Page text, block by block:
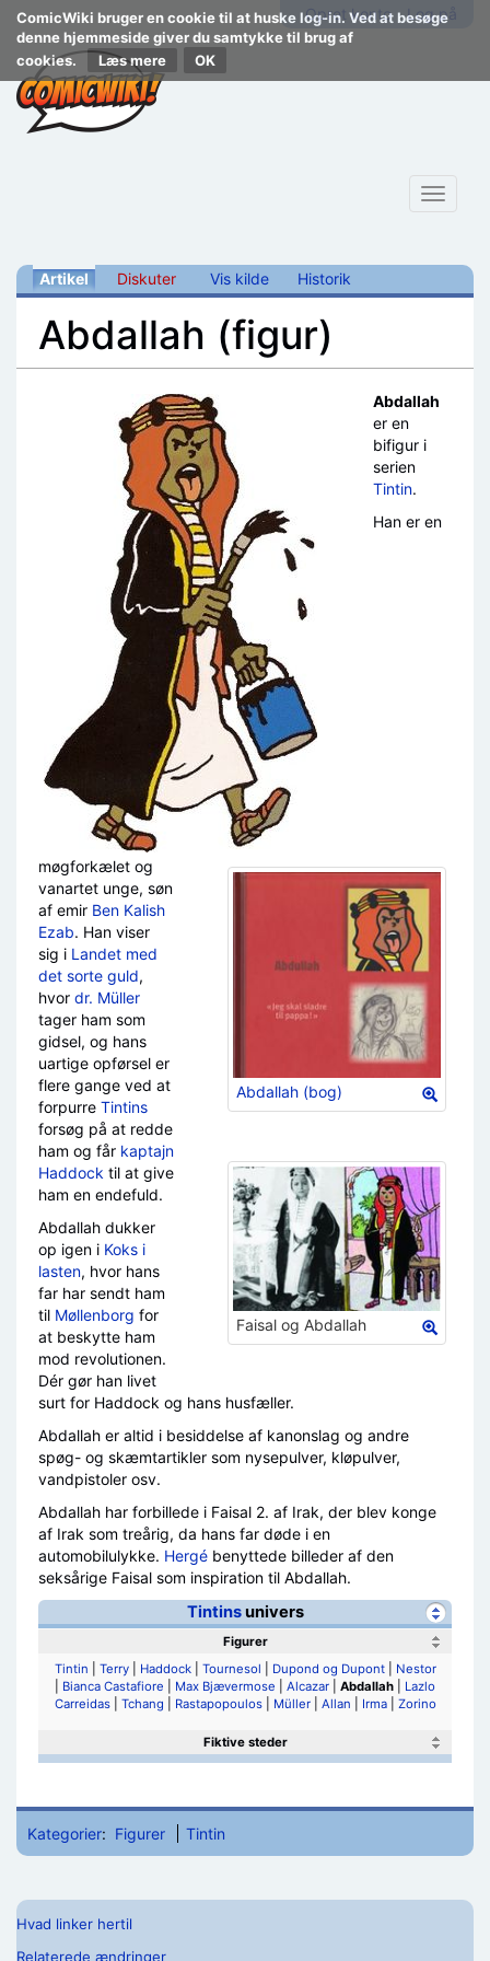
ComicWiki bruger en cookie til at huske log-in. Ved at besøge
denne hjemmeside giver du samtykke til brug af
cookies.
Læs mere
Opret konto Log på
Toggle
Artikel Diskuter Vis kilde Historik
Abdallah (figur)
Abdallah (bog)
Faisal og Abdallah
Abdallah
er en
bifigur i
serien
Tintin.
Han er en
møgforkælet og
vanartet unge, søn
af emir Ben Kalish
Ezab. Han viser
sig i Landet med
det sorte guld,
hvor dr. Müller
tager ham som
gidsel, og hans
uartige opførsel er
flere gange ved at
forpurre Tintins
forsøg på at redde
ham og får kaptajn
Haddock til at give
ham en endefuld.
Abdallah dukker
op igen i Koks i
lasten, hvor hans
far har sendt ham
til Møllenborg for
at beskytte ham
mod revolutionen.
Dér gør han livet
surt for Haddock og hans husfæller.
Abdallah er altid i besiddelse af kanonslag og andre
spøg- og skæmtartikler som nysepulver, kløpulver,
vandpistoler osv.
Abdallah har forbillede i Faisal 2. af Irak, der blev konge
af Irak som treårig, da hans far døde i en
automobilulykke. Hergé benyttede billeder af den
seksårige Faisal som inspiration til Abdallah.
Tintinsunivers
Figurer
Tintin
Terry| Haddock| Tournesol Dupond og Dupont|
Nestor
Bianca Castafiore Max Bjævermose Alcazar Abdallah
Lazlo
Carreidas| Tchang Rastapopoulos| Müller| Allan Irma| Zorino
Fiktive steder
Kategorier: Figurer Tintin
Hvad linker hertil
Relaterede ændringer